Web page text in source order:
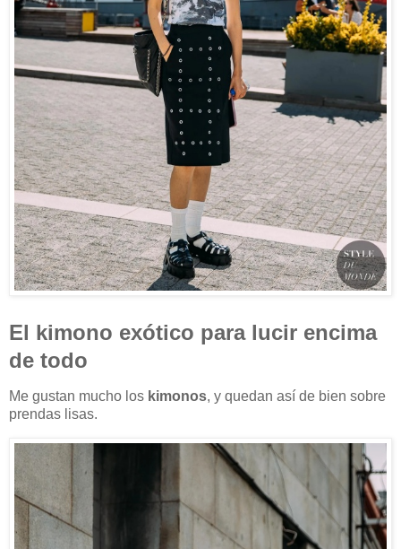
El kimono exótico para lucir encima
de todo
Me gustan mucho los kimonos, y quedan así de bien sobre
prendas lisas.